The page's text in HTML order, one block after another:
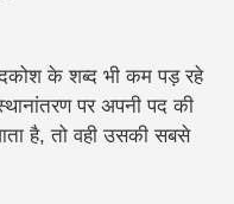
के शब्द भी कम पड़ रहे
पर अपनी पद की
है, तो वही उसकी सबसे